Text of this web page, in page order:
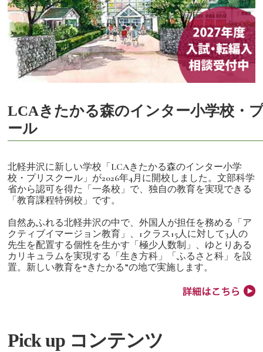
LCAきたかる森のインター小学校・
ール
北軽井沢に新しい学校「LCAきたかる森のインター小学
校・プリスクール」が2026年4月に開校しました。文部科学
省から認可を得た「一条校」で、独自の教育を実現できる
「教育課程特例校」です。
自然あふれる北軽井沢の中で、外国人が担任を務める「ア
クティブイマージョン教育」、1クラス15人に対して3人の
先生を配置する個性を生かす「極少人数制」、ゆとりある
カリキュラムを実現する「生き方科」「ふるさと科」を設
置。新しい教育を“きたかる”の地で実施します。
Pick up コンテンツ